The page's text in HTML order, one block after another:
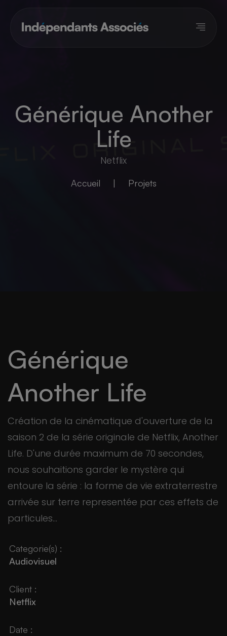
Générique Another
Life
Netflix
Accueil | Projets
Générique
Another Life
Création de la cinématique d'ouverture de la
saison 2 de la série originale de Netflix, Another
Life. D'une durée maximum de 70 secondes,
nous souhaitions garder le mystère qui
entoure la série : la forme de vie extraterrestre
arrivée sur terre representée par ces effets de
particules...
Categorie(s) :
Audiovisuel
Client :
Netflix
Date :